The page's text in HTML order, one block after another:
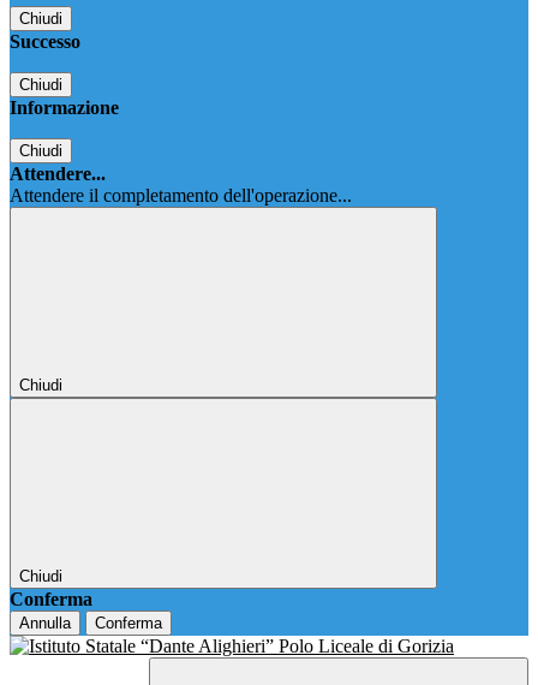
Chiudi
Successo
Chiudi
Informazione
Chiudi
Attendere...
Attendere il completamento dell'operazione...
Chiudi
Chiudi
Conferma
Annulla Conferma